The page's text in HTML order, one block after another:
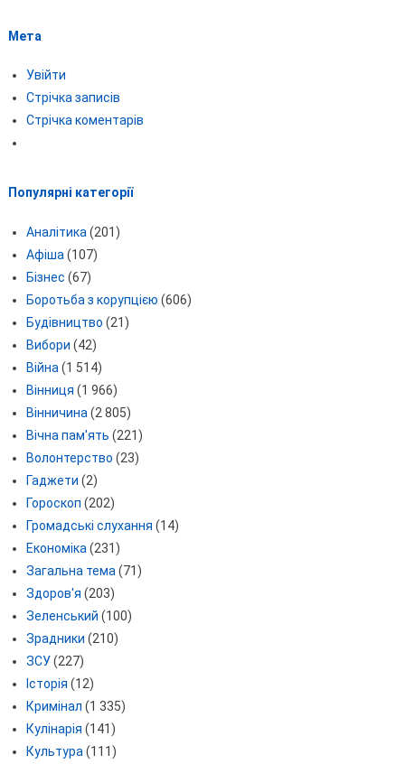
Мета
Увійти
Стрічка записів
Стрічка коментарів
Популярні категорії
Аналітика (201)
Афіша (107)
Бізнес (67)
Боротьба з корупцією (606)
Будівництво (21)
Вибори (42)
Війна (1 514)
Вінниця (1 966)
Вінничина (2 805)
Вічна пам'ять (221)
Волонтерство (23)
Гаджети (2)
Гороскоп (202)
Громадські слухання (14)
Економіка (231)
Загальна тема (71)
Здоров'я (203)
Зеленський (100)
Зрадники (210)
ЗСУ(227)
Історія (12)
Кримінал (1 335)
Кулінарія (141)
Культура (111)